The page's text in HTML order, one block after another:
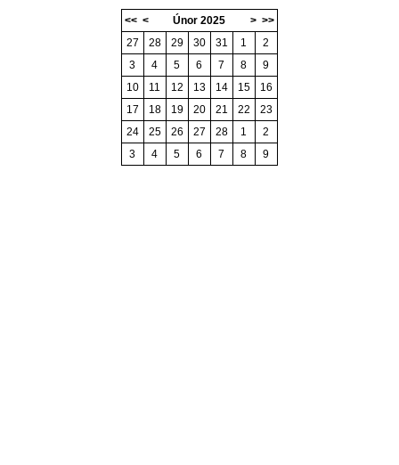
<< < > >>
Únor 2025
27
28 29 30 31 1
2
3
4 5 6 7 8
9
10
11 12 13 14 15
16
17
18 19 20 21 22
23
24
25 26 27 28 1
2
3
4 5 6 7 8 9